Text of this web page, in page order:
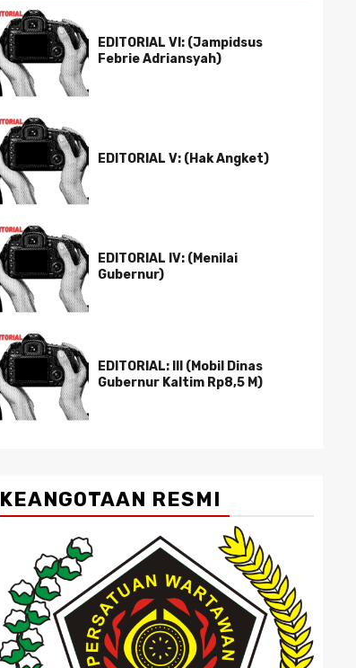
EDITORIAL VI: (Jampidsus
Febrie Adriansyah)
EDITORIAL V: (Hak Angket)
EDITORIAL IV: (Menilai
Gubernur)
EDITORIAL: III (Mobil Dinas
Gubernur Kaltim Rp8,5 M)
KEANGOTAAN RESMI